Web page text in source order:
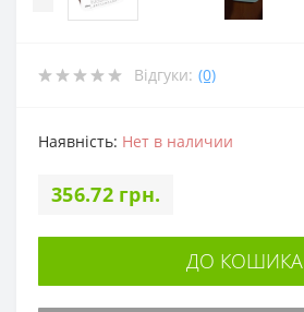
Відгуки: (0)
Наявність: Нет в наличии
356.72 грн.
ДО КОШИКА